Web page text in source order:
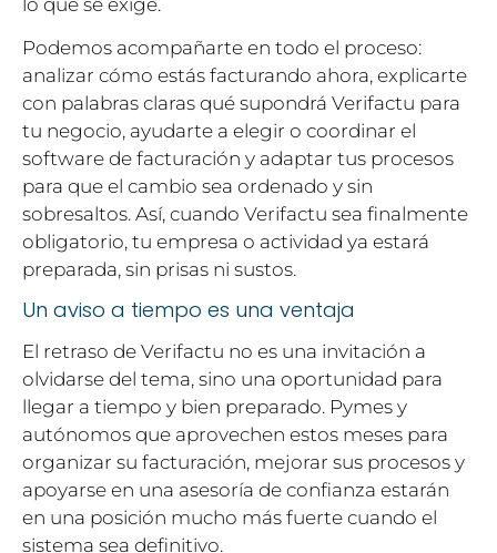
Podemos acompañarte en todo el proceso:
analizar cómo estás facturando ahora, explicarte
con palabras claras qué supondrá Verifactu para
tu negocio, ayudarte a elegir o coordinar el
software de facturación y adaptar tus procesos
para que el cambio sea ordenado y sin
sobresaltos. Así, cuando Verifactu sea finalmente
obligatorio, tu empresa o actividad ya estará
preparada, sin prisas ni sustos.
Un aviso a tiempo es una ventaja
El retraso de Verifactu no es una invitación a
olvidarse del tema, sino una oportunidad para
llegar a tiempo y bien preparado. Pymes y
autónomos que aprovechen estos meses para
organizar su facturación, mejorar sus procesos y
apoyarse en una asesoría de confianza estarán
en una posición mucho más fuerte cuando el
sistema sea definitivo.